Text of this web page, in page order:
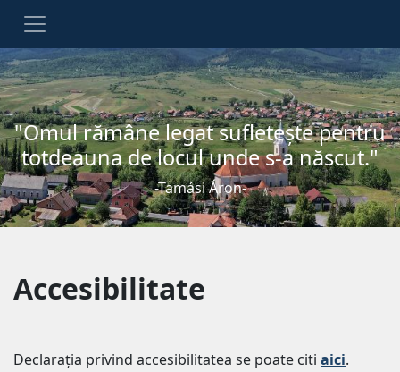
"Omul rămâne legat sufleteşte pentru
totdeauna de locul unde s-a născut."
-Tamási Áron-
Accesibilitate
Declarația privind accesibilitatea se poate citi aici.